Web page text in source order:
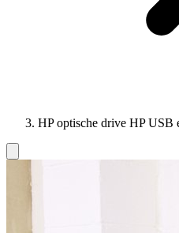
HP optische drive HP USB